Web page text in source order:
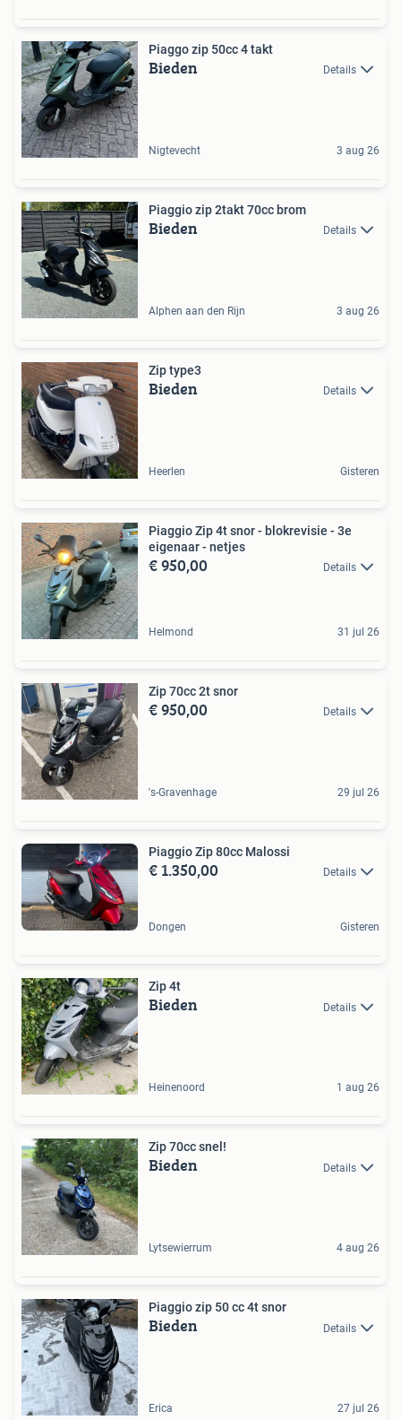
Piaggo zip 50cc 4 takt
Bieden Details
Nigtevecht 3 aug 26
Piaggio zip 2takt 70cc brom
Bieden Details
Alphen aan den Rijn 3 aug 26
Zip type3
Bieden Details
Heerlen Gisteren
Piaggio Zip 4t snor - blokrevisie - 3e
eigenaar - netjes
€ 950,00 Details
Helmond 31 jul 26
Zip 70cc 2t snor
€ 950,00 Details
's-Gravenhage 29 jul 26
Piaggio Zip 80cc Malossi
€ 1.350,00 Details
Dongen Gisteren
Zip 4t
Bieden Details
Heinenoord 1 aug 26
Zip 70cc snel!
Bieden Details
Lytsewierrum 4 aug 26
Piaggio zip 50 cc 4t snor
Bieden Details
Erica 27 jul 26